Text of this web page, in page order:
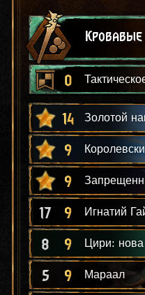
Кровавые
0
14 Золотой
9
9
17 9 Игнатий
8 9 Цири: нова
5 9 Мараал